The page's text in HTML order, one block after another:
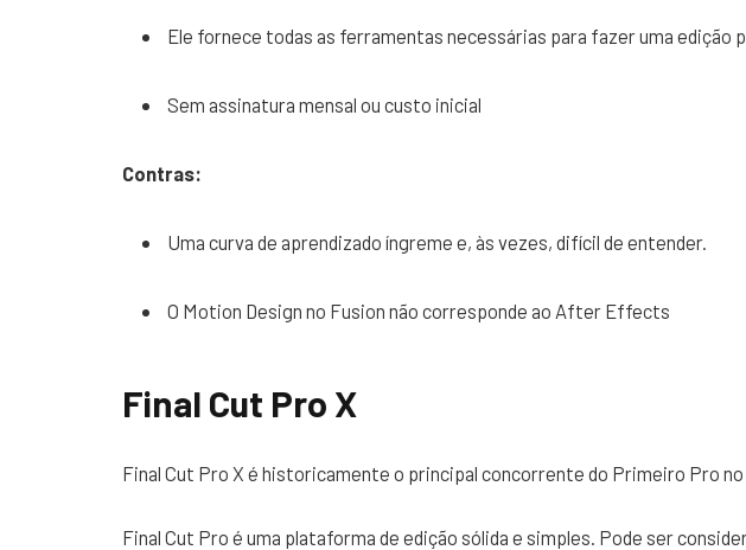
Ele fornece todas as ferramentas necessárias para fazer uma edição
Sem assinatura mensal ou custo inicial
Contras:
Uma curva de aprendizado íngreme e, às vezes, difícil de entender.
O Motion Design no Fusion não corresponde ao After Effects
Final Cut Pro X
Final Cut Pro X é historicamente o principal concorrente do Primeiro Pro
Final Cut Pro é uma plataforma de edição sólida e simples. Pode ser